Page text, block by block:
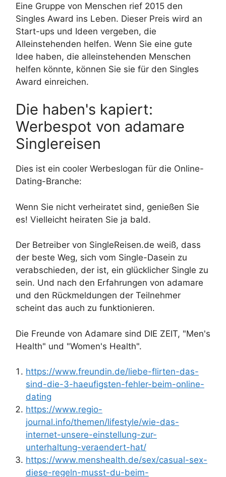
Eine Gruppe von Menschen rief 2015 den
Singles Award ins Leben. Dieser Preis wird an
Start-ups und Ideen vergeben, die
Alleinstehenden helfen. Wenn Sie eine gute
Idee haben, die alleinstehenden Menschen
helfen könnte, können Sie sie für den Singles
Award einreichen.
Die haben's kapiert:
Werbespot von adamare
Singlereisen
Dies ist ein cooler Werbeslogan für die Online-
Dating-Branche:
Wenn Sie nicht verheiratet sind, genießen Sie
es! Vielleicht heiraten Sie ja bald.
Der Betreiber von SingleReisen.de weiß, dass
der beste Weg, sich vom Single-Dasein zu
verabschieden, der ist, ein glücklicher Single zu
sein. Und nach den Erfahrungen von adamare
und den Rückmeldungen der Teilnehmer
scheint das auch zu funktionieren.
Die Freunde von Adamare sind DIE ZEIT, "Men's
Health" und "Women's Health".
https://www.freundin.de/liebe-flirten-das-
sind-die-3-haeufigsten-fehler-beim-online-
dating
https://www.regio-
journal.info/themen/lifestyle/wie-das-
internet-unsere-einstellung-zur-
unterhaltung-veraendert-hat/
https://www.menshealth.de/sex/casual-sex-
diese-regeln-musst-du-beim-